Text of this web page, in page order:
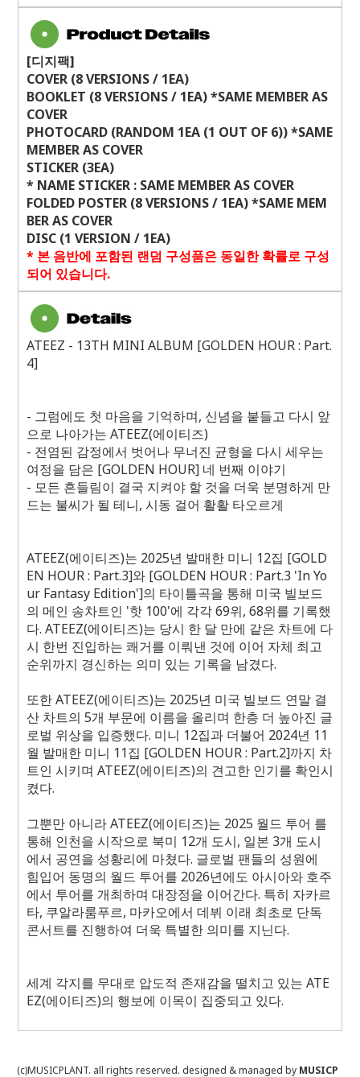
[디지팩]
COVER (8 VERSIONS / 1EA)
BOOKLET (8 VERSIONS / 1EA) *SAME MEMBER AS
COVER
PHOTOCARD (RANDOM 1EA (1 OUT OF 6)) *SAME
MEMBER AS COVER
STICKER (3EA)
* NAME STICKER : SAME MEMBER AS COVER
FOLDED POSTER (8 VERSIONS / 1EA) *SAME MEM
BER AS COVER
DISC (1 VERSION / 1EA)
* 본 음반에 포함된 랜덤 구성품은 동일한 확률로 구성
되어 있습니다.
ATEEZ - 13TH MINI ALBUM [GOLDEN HOUR : Part.
4]
- 그럼에도 첫 마음을 기억하며, 신념을 붙들고 다시 앞
으로 나아가는 ATEEZ(에이티즈)
- 전염된 감정에서 벗어나 무너진 균형을 다시 세우는
여정을 담은 [GOLDEN HOUR] 네 번째 이야기
- 모든 흔들림이 결국 지켜야 할 것을 더욱 분명하게 만
드는 불씨가 될 테니, 시동 걸어 활활 타오르게
ATEEZ(에이티즈)는 2025년 발매한 미니 12집 [GOLD
EN HOUR : Part.3]와 [GOLDEN HOUR : Part.3 'In Yo
ur Fantasy Edition']의 타이틀곡을 통해 미국 빌보드
의 메인 송차트인 '핫 100'에 각각 69위, 68위를 기록했
다. ATEEZ(에이티즈)는 당시 한 달 만에 같은 차트에 다
시 한번 진입하는 쾌거를 이뤄낸 것에 이어 자체 최고
순위까지 경신하는 의미 있는 기록을 남겼다.
또한 ATEEZ(에이티즈)는 2025년 미국 빌보드 연말 결
산 차트의 5개 부문에 이름을 올리며 한층 더 높아진 글
로벌 위상을 입증했다. 미니 12집과 더불어 2024년 11
월 발매한 미니 11집 [GOLDEN HOUR : Part.2]까지 차
트인 시키며 ATEEZ(에이티즈)의 견고한 인기를 확인시
켰다.
그뿐만 아니라 ATEEZ(에이티즈)는 2025 월드 투어 를
통해 인천을 시작으로 북미 12개 도시, 일본 3개 도시
에서 공연을 성황리에 마쳤다. 글로벌 팬들의 성원에
힘입어 동명의 월드 투어를 2026년에도 아시아와 호주
에서 투어를 개최하며 대장정을 이어간다. 특히 자카르
타, 쿠알라룸푸르, 마카오에서 데뷔 이래 최초로 단독
콘서트를 진행하여 더욱 특별한 의미를 지닌다.
세계 각지를 무대로 압도적 존재감을 떨치고 있는 ATE
EZ(에이티즈)의 행보에 이목이 집중되고 있다.
(c)MUSICPLANT. all rights reserved. designed & managed by MUSICP